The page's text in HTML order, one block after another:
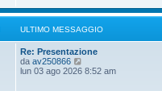
a
g
g
i
o
o
m
e
s
g
u
t
i
m
m
ULTIMO MESSAGGIO
Re: Presentazione
da av250866
e
lun 03 ago 2026 8:52 am